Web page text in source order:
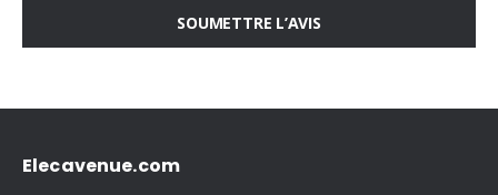
SOUMETTRE L’AVIS
Elecavenue.com